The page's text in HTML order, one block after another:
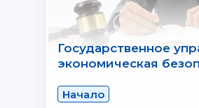
Начало
Государственное
экономическая